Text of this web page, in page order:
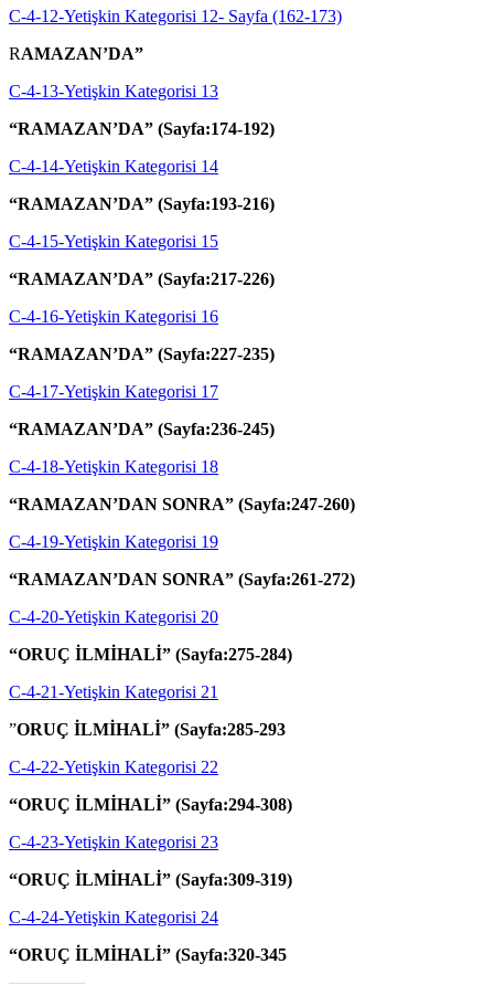
C-4-12-Yetişkin Kategorisi 12- Sayfa (162-173)
RAMAZAN’DA”
C-4-13-Yetişkin Kategorisi 13
“RAMAZAN’DA” (Sayfa:174-192)
C-4-14-Yetişkin Kategorisi 14
“RAMAZAN’DA” (Sayfa:193-216)
C-4-15-Yetişkin Kategorisi 15
“RAMAZAN’DA” (Sayfa:217-226)
C-4-16-Yetişkin Kategorisi 16
“RAMAZAN’DA” (Sayfa:227-235)
C-4-17-Yetişkin Kategorisi 17
“RAMAZAN’DA” (Sayfa:236-245)
C-4-18-Yetişkin Kategorisi 18
“RAMAZAN’DAN SONRA” (Sayfa:247-260)
C-4-19-Yetişkin Kategorisi 19
“RAMAZAN’DAN SONRA” (Sayfa:261-272)
C-4-20-Yetişkin Kategorisi 20
“ORUÇ İLMİHALİ” (Sayfa:275-284)
C-4-21-Yetişkin Kategorisi 21
”ORUÇ İLMİHALİ” (Sayfa:285-293
C-4-22-Yetişkin Kategorisi 22
“ORUÇ İLMİHALİ” (Sayfa:294-308)
C-4-23-Yetişkin Kategorisi 23
“ORUÇ İLMİHALİ” (Sayfa:309-319)
C-4-24-Yetişkin Kategorisi 24
“ORUÇ İLMİHALİ” (Sayfa:320-345